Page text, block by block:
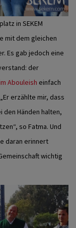
in SEKEM
mit dem gleichen
Es gab jedoch eine
der
Abouleish einfach
erzählte mir, dass
den Händen halten,
so Fatma. Und
daran erinnert
wichtig